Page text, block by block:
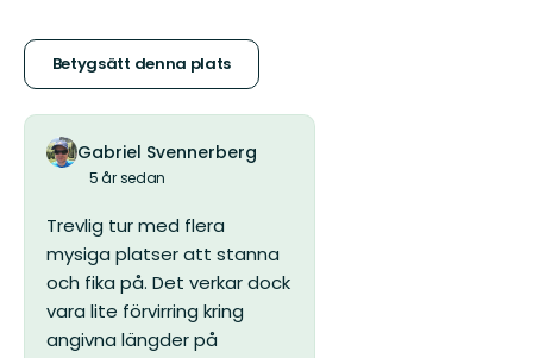
stjärnor
Betygsätt denna plats
Gabriel Svennerberg
5 år sedan
Trevlig tur med flera
mysiga platser att stanna
och fika på. Det verkar dock
vara lite förvirring kring
angivna längder på